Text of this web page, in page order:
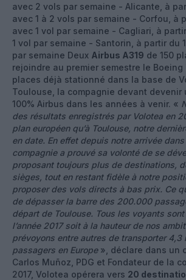
avec 2 vols par semaine - Alicante, à
avec 1 à 2 vols par semaine - Corfou, à
avec 1 vol par semaine - Cagliari, à
1 vol par semaine - Santorin, à partir du
par semaine Deux Airbus A319 de 150
rejoindre au premier semestre le Boeing
places déjà stationné dans la base de
Toulouse, la compagnie devant devenir
100% Airbus dans les années à venir. «
des résultats enregistrés par Volotea en
plan européen qu’à Toulouse, notre
en date. En effet depuis notre arrivée
compagnie a prouvé sa volonté de se
proposant toujours plus de destinations,
sièges, tout en restant fidèle à notre
proposer des vols directs à bas prix. Ce
de dépasser la barre des 200.000
départ de Toulouse. Tous les voyants
l’année 2017 soit à la hauteur de nos
prévoyons entre autres de transporter 4,3
passagers en Europe », déclare dans un
Carlos Muñoz, PDG et Fondateur de la
2017, Volotea opérera vers 20